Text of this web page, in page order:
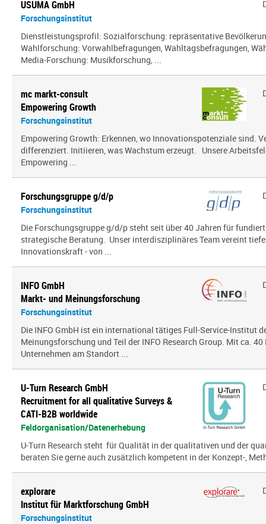
USUMA GmbH
Forschungsinstitut
Dienstleistungsprofil: Sozialforschung: repräsentative
Wahlforschung: Vorwahlbefragungen, Wahltagsbefragungen,
Media-Forschung: Musikforschung, ...
mc markt-consult
Empowering Growth
Forschungsinstitut
Empowering Growth: Erkennen, wo Innovationspotenziale sind.
differenziert. Initiieren, was Wachstum erzeugt. Unsere
Empowering ...
Forschungsgruppe g/d/p
Forschungsinstitut
Die Forschungsgruppe g/d/p steht seit über 40 Jahren für
strategische Beratung. Unser interdisziplinäres Team vereint
Innovationskraft - von ...
INFO GmbH
Markt- und Meinungsforschung
Forschungsinstitut
Die INFO GmbH ist ein international tätiges Full-Service-Institut
Meinungsforschung und Teil der INFO Research Group. Mit ca.
Unternehmen am Standort ...
U-Turn Research GmbH
Recruitment for all qualitative Surveys &
CATI-B2B worldwide
Feldorganisation/Datenerhebung
U-Turn Research steht für Qualität in der qualitativen und der
beraten Sie gerne auch zusätzlich kompetent in der Konzept-,
explorare
Institut für Marktforschung GmbH
Forschungsinstitut